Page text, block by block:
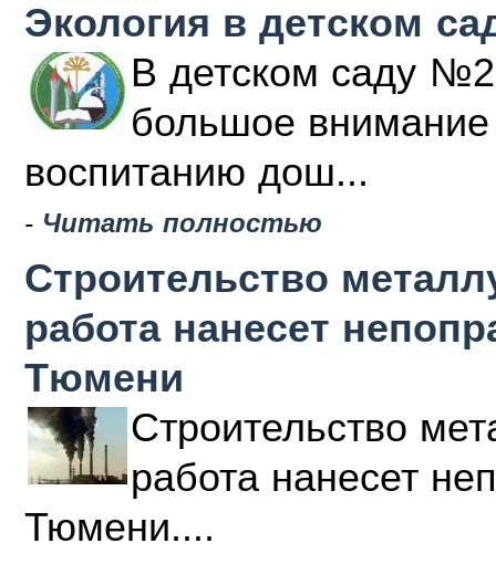
Экология в детском
В детском саду
большое внимание
воспитанию дош...
- Читать полностью
Строительство
работа нанесет
Тюмени
Строительство
работа нанесет
Тюмени....